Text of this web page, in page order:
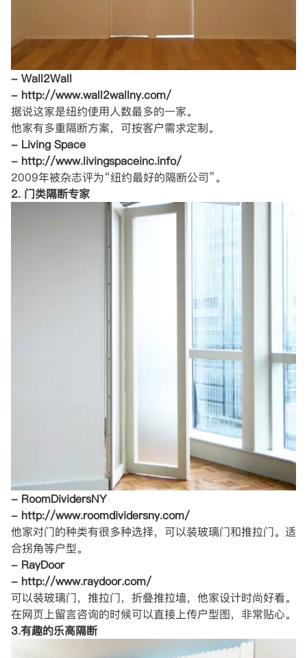
- Wall2Wall
- http://www.wall2wallny.com/
据说这家是纽约使用人数最多的一家。
他家有多重隔断方案，可按客户需求定制。
- Living Space
- http://www.livingspaceinc.info/
2009年被杂志评为“纽约最好的隔断公司”。
2. 门类隔断专家
- RoomDividersNY
- http://www.roomdividersny.com/
他家对门的种类有很多种选择，可以装玻璃门和推拉门。适
合拐角等户型。
- RayDoor
- http://www.raydoor.com/
可以装玻璃门，推拉门，折叠推拉墙，他家设计时尚好看。
在网页上留言咨询的时候可以直接上传户型图，非常贴心。
3.有趣的乐高隔断